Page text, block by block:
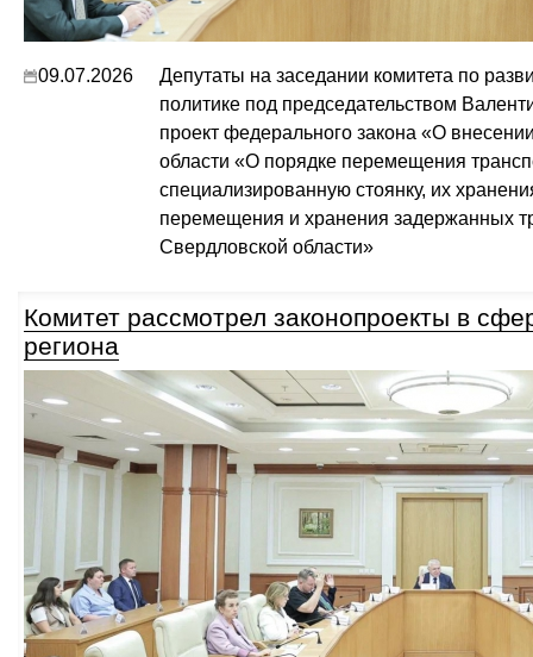
09.07.2026
Депутаты на заседании комитета по
политике под председательством
проект федерального закона «О
области «О порядке перемещения
специализированную стоянку, их
перемещения и хранения задержанных
Свердловской области»
Комитет рассмотрел законопроекты в
региона